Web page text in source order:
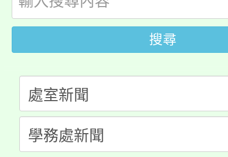
車」活動
桃園市115學年度學生
生本土語及新住民語歌
公告本校115學年度第
代理(課)教師甄選結果(
轉知中國文化大學推廣
《TA101》溝通分析基
程，歡迎學生輔導中心
轉知苗栗縣政府辦理
縣市「校園短影音徵選
搜尋